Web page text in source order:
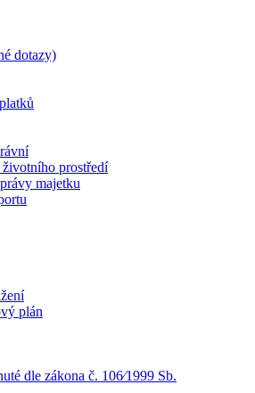
dotazy)
prostředí
majetku
plán
dle zákona č. 106⁄1999 Sb.